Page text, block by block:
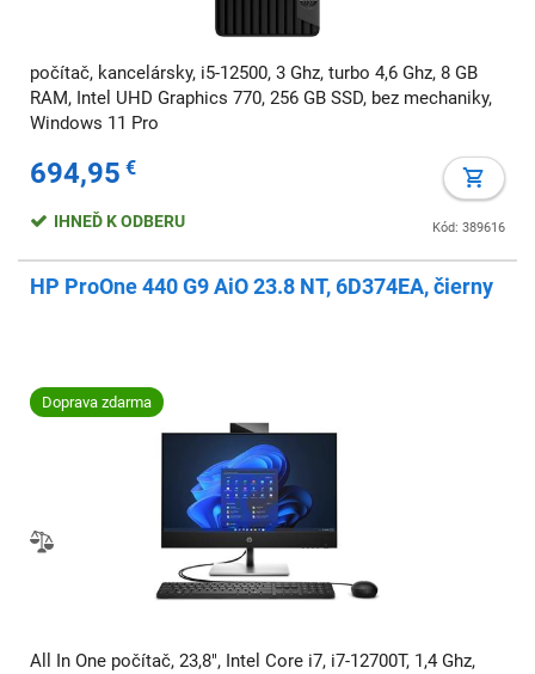
počítač, kancelársky, i5-12500, 3 Ghz, turbo 4,6 Ghz, 8 GB
RAM, Intel UHD Graphics 770, 256 GB SSD, bez mechaniky,
Windows 11 Pro
694,95 €
Kód: 389616
IHNEĎ K ODBERU
HP ProOne 440 G9 AiO 23.8 NT, 6D374EA, čierny
Doprava zdarma
All In One počítač, 23,8", Intel Core i7, i7-12700T, 1,4 Ghz,